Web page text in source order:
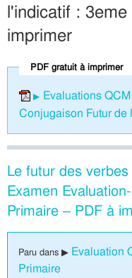
l'indicatif :
imprimer
PDF gratuit à imprimer
Evaluations
Conjugaison Futur de
Le futur des
Examen
Primaire – PDF à
Paru dans ▶ Evaluation
Primaire